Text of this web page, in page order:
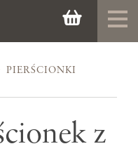
PIERŚCIONKI
z